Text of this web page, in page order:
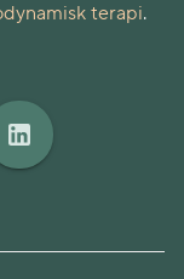
terapi.